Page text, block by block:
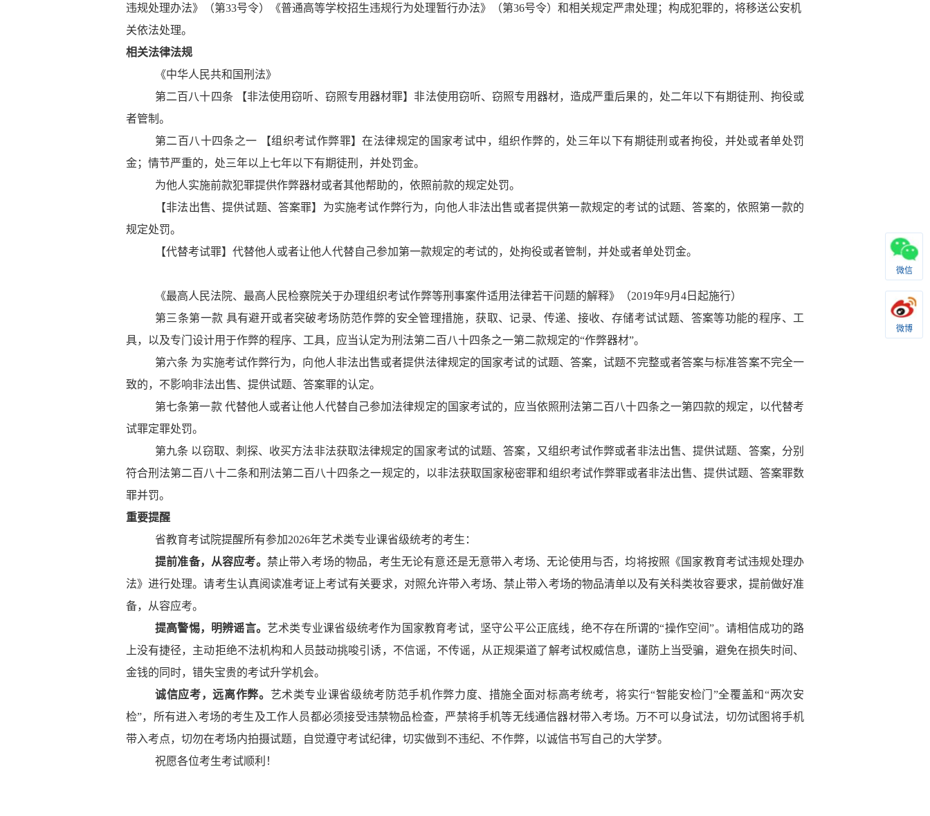
违规处理办法》（第33号令）《普通高等学校招生违规行为处理暂行办法》（第36号令）和相关规定严肃处理；构成犯罪的，将移送公安机
关依法处理。
相关法律法规
《中华人民共和国刑法》
第二百八十四条
【非法使用窃听、窃照专用器材罪】非法使用窃听、窃照专用器材，造成严重后果的，处二年以下有期徒刑、拘役或
者管制。
第二百八十四条之一
【组织考试作弊罪】在法律规定的国家考试中，组织作弊的，处三年以下有期徒刑或者拘役，并处或者单处罚
金；情节严重的，处三年以上七年以下有期徒刑，并处罚金。
为他人实施前款犯罪提供作弊器材或者其他帮助的，依照前款的规定处罚。
【非法出售、提供试题、答案罪】为实施考试作弊行为，向他人非法出售或者提供第一款规定的考试的试题、答案的，依照第一款的
规定处罚。
【代替考试罪】代替他人或者让他人代替自己参加第一款规定的考试的，处拘役或者管制，并处或者单处罚金。
《最高人民法院、最高人民检察院关于办理组织考试作弊等刑事案件适用法律若干问题的解释》（2019年9月 4 日起施行）
第三条第一款 具有避开或者突破考场防范作弊的安全管理措施，获取、记录、传递、接收、存储考试试题、答案等功能的程序、工
具，以及专门设计用于作弊的程序、工具，应当认定为刑法第二百八十四条之一第二款规定的“作弊器材”。
第六条 为实施考试作弊行为，向他人非法出售或者提供法律规定的国家考试的试题、答案，试题不完整或者答案与标准答案不完全一
致的，不影响非法出售、提供试题、答案罪的认定。
第七条第一款 代替他人或者让他人代替自己参加法律规定的国家考试的，应当依照刑法第二百八十四条之一第四款的规定，以代替考
试罪定罪处罚。
第九条 以窃取、刺探、收买方法非法获取法律规定的国家考试的试题、答案，又组织考试作弊或者非法出售、提供试题、答案，分别
符合刑法第二百八十二条和刑法第二百八十四条之一规定的，以非法获取国家秘密罪和组织考试作弊罪或者非法出售、提供试题、答案罪数
罪并罚。
重要提醒
省教育考试院提醒所有参加2026年艺术类专业课省级统考的考生：
提前准备，从容应考。 禁止带入考场的物品，考生无论有意还是无意带入考场、无论使用与否，均将按照《国家教育考试违规处理办
法》进行处理。请考生认真阅读准考证上考试有关要求， 对照允许带入考场、禁止带入考场的物品清单以及有关科类妆容要求， 提前做好准
备，
从容应考。
提高警惕，明辨谣言。 艺术类专业课省级统考作为国家教育考试，坚守公平公正底线，绝不存在所谓的“操作空间”。 请相信成功的路
上没有捷径，主动拒绝不法机构和人员鼓动挑唆引诱，不信谣，不传谣，从正规渠道了解考试权威信息，谨防上当受骗，避免在损失时间、
金钱的同时，错失宝贵的考试升学机会。
诚信应考，远离作弊。 艺术类专业课省级统考防范手机作弊力度、措施全面对标高考统考，将实行“智能安检门”全覆盖和“两次安
检”， 所有进入考场的考生及工作人员都必须接受违禁物品检查，严禁将手机等无线通信器材带入考场。万不可以身试法，切勿试图将手机
带入考点，切勿在考场内拍摄试题，自觉遵守考试纪律，切实做到不违纪、不作弊，以诚信书写自己的大学梦。
祝愿各位考生考试顺利！
微信
微博